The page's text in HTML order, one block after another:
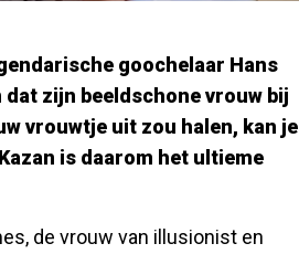
goochelaar Hans
zijn beeldschone vrouw bij
vrouwtje uit zou halen, kan je
is daarom het ultieme
de vrouw van illusionist en